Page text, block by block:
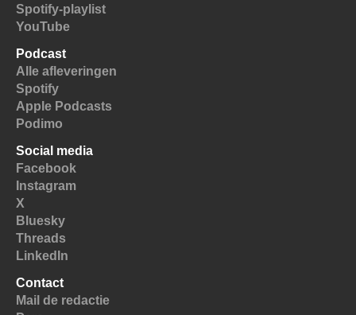
Spotify-playlist
YouTube
Podcast
Alle afleveringen
Spotify
Apple Podcasts
Podimo
Social media
Facebook
Instagram
X
Bluesky
Threads
LinkedIn
Contact
Mail de redactie